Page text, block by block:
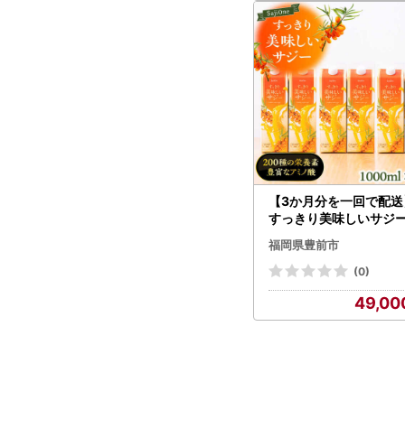
【3か月分を一回で配
すっきり美味しいサジ
本 [VAX046]
福岡県豊前市
(0)